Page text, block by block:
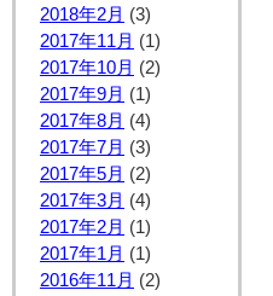
2018年2月 (3)
2017年11月 (1)
2017年10月 (2)
2017年9月 (1)
2017年8月 (4)
2017年7月 (3)
2017年5月 (2)
2017年3月 (4)
2017年2月 (1)
2017年1月 (1)
2016年11月 (2)